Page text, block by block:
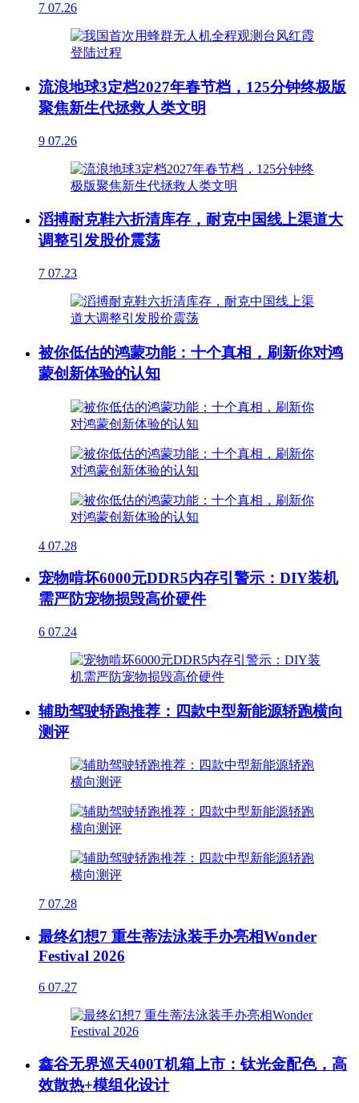
7 07.26
流浪地球3定档2027年春节档，125分钟终极版
聚焦新生代拯救人类文明
9 07.26
滔搏耐克鞋六折清库存，耐克中国线上渠道大
调整引发股价震荡
7 07.23
被你低估的鸿蒙功能：十个真相，刷新你对鸿
蒙创新体验的认知
4 07.28
宠物啃坏6000元DDR5内存引警示：DIY装机
需严防宠物损毁高价硬件
6 07.24
辅助驾驶轿跑推荐：四款中型新能源轿跑横向
测评
7 07.28
最终幻想7 重生蒂法泳装手办亮相Wonder
Festival 2026
6 07.27
鑫谷无界巡天400T机箱上市：钛光金配色，高
效散热+模组化设计